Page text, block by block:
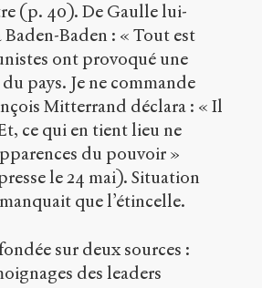
(p. 40). De Gaulle lui-
Baden-Baden : « Tout est
ont provoqué une
pays. Je ne commande
Mitterrand déclara : « Il
ce qui en tient lieu ne
du pouvoir »
le 24 mai). Situation
que l’étincelle.
sur deux sources :
des leaders